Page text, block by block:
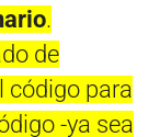
.
de
código para
-ya sea